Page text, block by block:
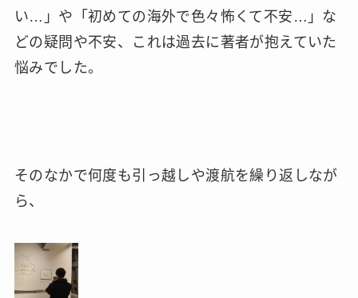
い…」や「初めての海外で色々怖くて不安…」な
どの疑問や不安、これは過去に著者が抱えていた
悩みでした。
そのなかで何度も引っ越しや渡航を繰り返しなが
ら、